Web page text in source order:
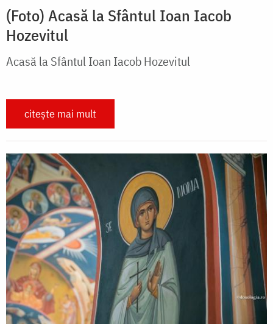
(Foto) Acasă la Sfântul Ioan Iacob
Hozevitul
Acasă la Sfântul Ioan Iacob Hozevitul
citește mai mult